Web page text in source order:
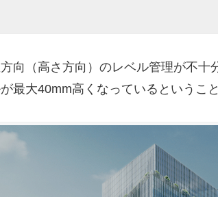
向（高さ方向）のレベル管理が不十
最大40mm高くなっているということ